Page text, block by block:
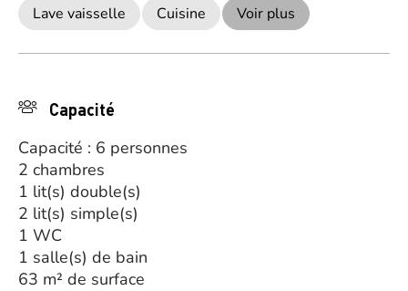
Lave vaisselle
Cuisine Voir plus
Capacité
Capacité : 6 personnes
2 chambres
1 lit(s) double(s)
2 lit(s) simple(s)
1 WC
1 salle(s) de bain
63 m² de surface